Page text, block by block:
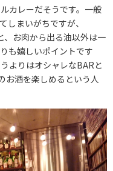
カレーだそうです。一般
しまいがちですが、
、お肉から出る油以外は一
も嬉しいポイントです
よりはオシャレなBARと
お酒を楽しめるという人